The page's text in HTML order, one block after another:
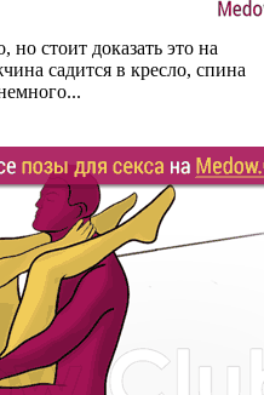
но стоит доказать это на
садится в кресло, спина